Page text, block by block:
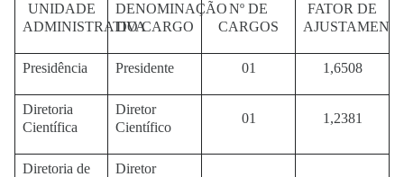
UNIDADE
ADMINISTRATIVA
DENOMINAÇÃO
DO CARGO
Nº DE
CARGOS
FATOR DE
Presidência Presidente 01 1,6508
Diretoria
Científica
Diretor
Científico
01 1,2381
Diretoria de
Diretor